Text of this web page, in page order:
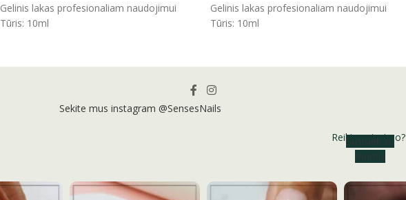
Gelinis lakas profesionaliam naudojimui
Tūris: 10ml
Gelinis lakas profesionaliam naudojimui
Tūris: 10ml
Sekite mus instagram @SensesNails
Reikia patarimo?
Susisiek su
mumis